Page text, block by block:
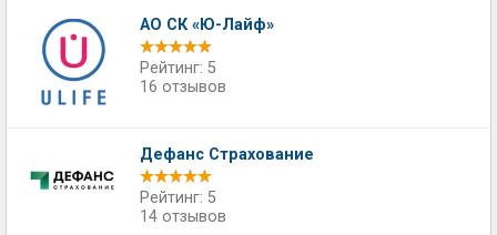
АО СК «Ю-Лайф»
Рейтинг: 5
16 отзывов
Дефанс Страхование
Рейтинг: 5
14 отзывов